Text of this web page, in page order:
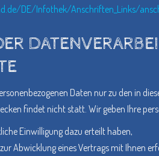
DE/Infothek/Anschriften_Links/
Daten nur zu den in
findet nicht statt. Wir geben Ihre
Einwilligung dazu erteilt haben,
Abwicklung eines Vertrags mit Ihnen